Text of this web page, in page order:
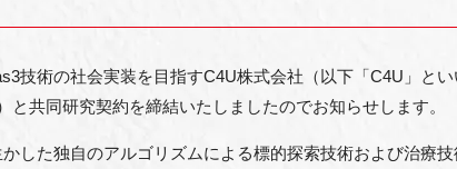
技術の社会実装を目指すC4U株式会社（以下「C4U」と
共同研究契約を締結いたしましたのでお知らせします。
した独自のアルゴリズムによる標的探索技術および治療